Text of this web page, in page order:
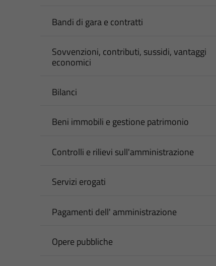
Bandi di gara e contratti
Sovvenzioni, contributi, sussidi, vantaggi
economici
Bilanci
Beni immobili e gestione patrimonio
Controlli e rilievi sull'amministrazione
Servizi erogati
Pagamenti dell' amministrazione
Opere pubbliche